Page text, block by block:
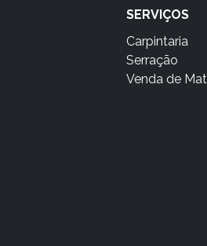
SERVIÇOS
Carpintaria
Serração
Venda de